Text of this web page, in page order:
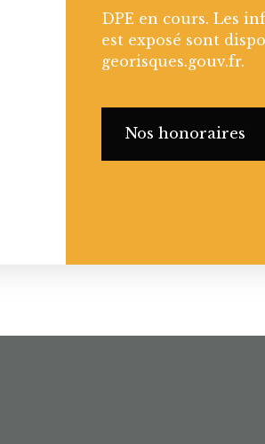
DPE en cours. Les
est exposé sont
georisques.gouv.fr.
Nos honoraires